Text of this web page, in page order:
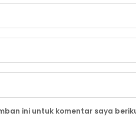
ini untuk komentar saya